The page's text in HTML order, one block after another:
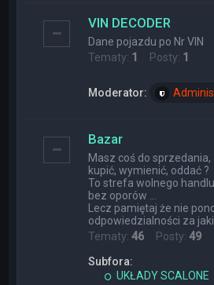
VIN DECODER
Dane pojazdu po Nr VIN
Tematy: 1 Posty: 1
Moderator:
Bazar
Masz coś do
kupić, wymienić, oddać ?
To strefa wolnego
bez oporów ...
Lecz pamiętaj że nie
odpowiedzialności za
Tematy:46 Posty:49
Subfora:
UKŁADY SCALONE